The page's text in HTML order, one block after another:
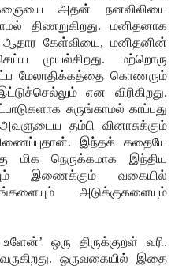
அதன் நனவிலியை
திணறுகிறது. மனிதனாக
கேள்வியை, மனிதனின்
முயல்கிறது. மற்றொரு
மேலாதிக்கத்தை கொணரும்
என விரிகிறது.
சுருங்காமல் காப்பது
தம்பி வினாசுக்கும்
இந்தக் கதையே
மிக நெருக்கமாக இந்திய
இணைக்கும் வகையில்
அடுக்குகளையும்
ஒரு திருக்குறள் வரி.
ஒருவகையில் இதை